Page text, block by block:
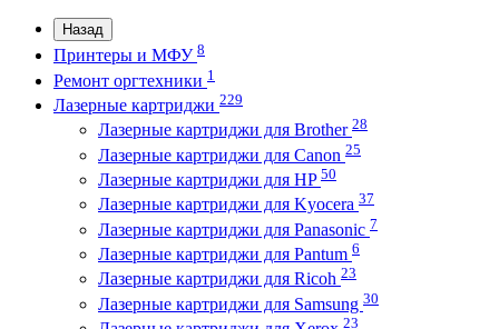
Назад
Принтеры и МФУ 8
Ремонт оргтехники 1
Лазерные картриджи 229
Лазерные картриджи для Brother 28
Лазерные картриджи для Canon 25
Лазерные картриджи для HP 50
Лазерные картриджи для Kyocera 37
Лазерные картриджи для Panasonic 7
Лазерные картриджи для Pantum 6
Лазерные картриджи для Ricoh 23
Лазерные картриджи для Samsung 30
23